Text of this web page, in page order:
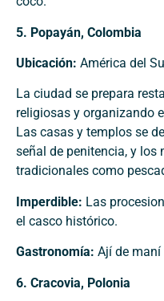
5. Popayán, Colombia
Ubicación: América del
La ciudad se prepara
religiosas y organizando
Las casas y templos se
señal de penitencia, y los
tradicionales como
Imperdible: Las
el casco histórico.
Gastronomía: Ají de maní
6. Cracovia, Polonia